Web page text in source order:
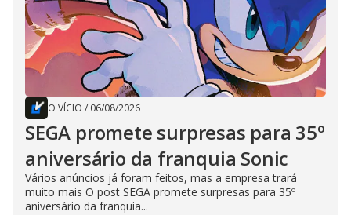
O VÍCIO / 06/08/2026
SEGA promete surpresas para 35º
aniversário da franquia Sonic
Vários anúncios já foram feitos, mas a empresa trará
muito mais O post SEGA promete surpresas para 35º
aniversário da franquia...